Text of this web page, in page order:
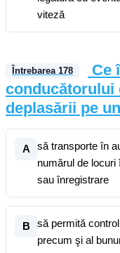
viteză
Întrebarea 178
Ce
conducătorului
deplasării pe
A
să transporte în
numărul de
sau înregistrare
B
să permită
precum şi al